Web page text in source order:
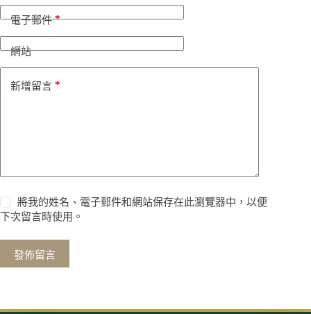
電子郵件*
網站
新增留言 *
將我的姓名、電子郵件和網站保存在此瀏覽器中，以便
下次留言時使用。
發佈留言